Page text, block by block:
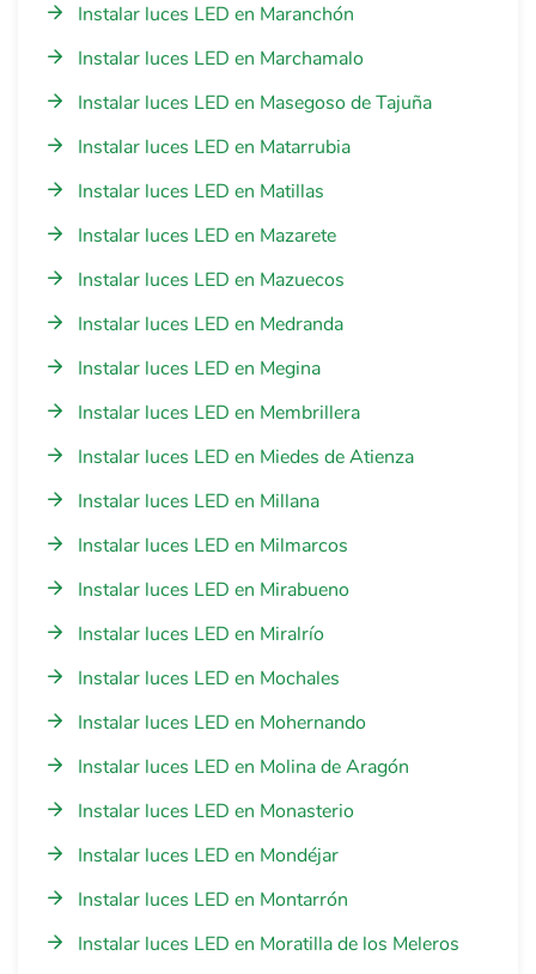
Instalar luces LED en Maranchón
Instalar luces LED en Marchamalo
Instalar luces LED en Masegoso de Tajuña
Instalar luces LED en Matarrubia
Instalar luces LED en Matillas
Instalar luces LED en Mazarete
Instalar luces LED en Mazuecos
Instalar luces LED en Medranda
Instalar luces LED en Megina
Instalar luces LED en Membrillera
Instalar luces LED en Miedes de Atienza
Instalar luces LED en Millana
Instalar luces LED en Milmarcos
Instalar luces LED en Mirabueno
Instalar luces LED en Miralrío
Instalar luces LED en Mochales
Instalar luces LED en Mohernando
Instalar luces LED en Molina de Aragón
Instalar luces LED en Monasterio
Instalar luces LED en Mondéjar
Instalar luces LED en Montarrón
Instalar luces LED en Moratilla de los Meleros